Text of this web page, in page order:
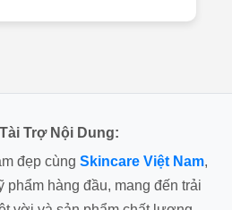
Trợ Nội Dung:
đẹp cùng Skincare Việt Nam,
phẩm hàng đầu, mang đến trải